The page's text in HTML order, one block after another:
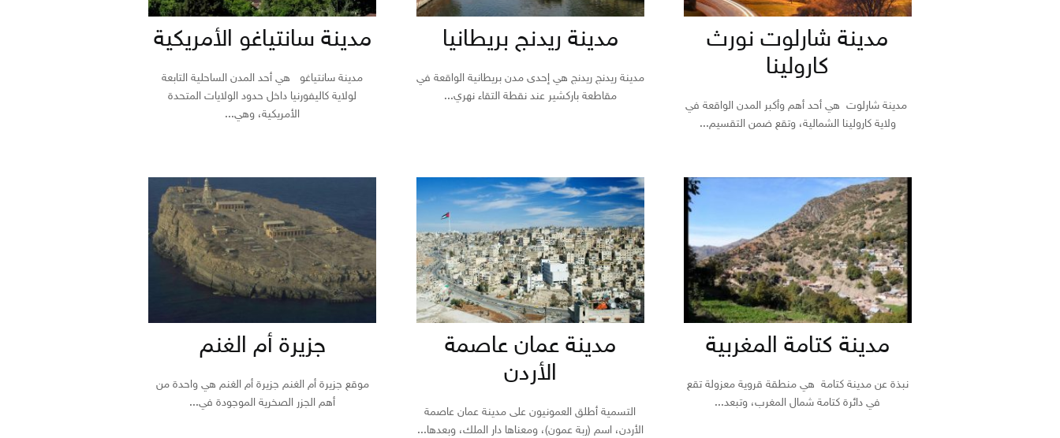
مدينة شارلوت نورث
كارولينا
مدينة شارلوت هي أحد أهم وأكبر المدن الواقعة في
ولاية كارولينا الشمالية، وتقع ضمن التقسيم...
مدينة ريدنج بريطانيا
مدينة ريدنج ريدنج هي إحدى مدن بريطانية الواقعة في
مقاطعة باركشير عند نقطة التقاء نهري...
مدينة سانتياغو الأمريكية
مدينة سانتياغو هي أحد المدن الساحلية التابعة
لولاية كاليفورنيا داخل حدود الولايات المتحدة
الأمريكية، وهي...
مدينة كتامة المغربية
نبذة عن مدينة كتامة هي منطقة قروية معزولة تقع
في دائرة كتامة شمال المغرب، وتبعد...
مدينة عمان عاصمة
الأردن
التسمية أطلق العمونيون على مدينة عمان عاصمة
الأردن، اسم (ربة عمون)، ومعناها دار الملك، وبعدها...
جزيرة أم الغنم
موقع جزيرة أم الغنم جزيرة أم الغنم هي واحدة من
أهم الجزر الصخرية الموجودة في...